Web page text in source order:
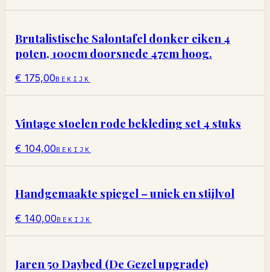
Brutalistische Salontafel donker eiken 4
poten, 100cm doorsnede 47cm hoog.
€ 175,00BEKIJK
Vintage stoelen rode bekleding set 4 stuks
€ 104,00BEKIJK
Handgemaakte spiegel – uniek en stijlvol
€ 140,00BEKIJK
Jaren 50 Daybed (De Gezel upgrade)